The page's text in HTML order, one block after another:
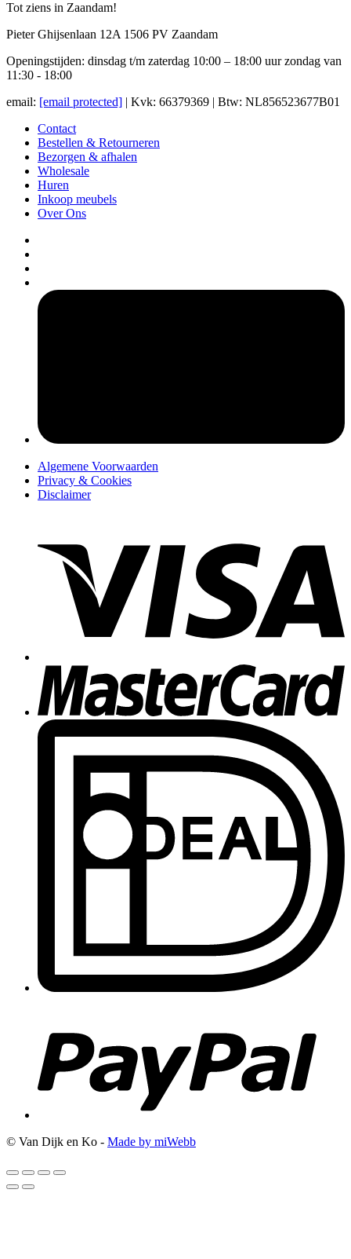
Tot ziens in Zaandam!
Pieter Ghijsenlaan 12A 1506 PV Zaandam
Openingstijden: dinsdag t/m zaterdag 10:00 – 18:00 uur zondag van
11:30 - 18:00
email: [email protected] | Kvk: 66379369 | Btw: NL856523677B01
Contact
Bestellen & Retourneren
Bezorgen & afhalen
Wholesale
Huren
Inkoop meubels
Over Ons
Algemene Voorwaarden
Privacy & Cookies
Disclaimer
© Van Dijk en Ko - Made by miWebb